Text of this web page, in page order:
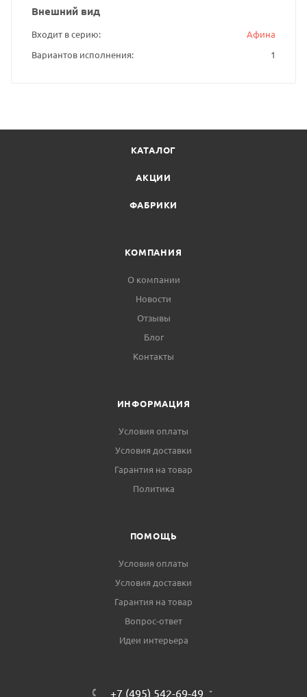
Внешний вид
Входит в серию
Афина
Вариантов исполнения
1
КАТАЛОГ
АКЦИИ
ФАБРИКИ
КОМПАНИЯ
О компании
Новости
Отзывы
Блог
Контакты
ИНФОРМАЦИЯ
Условия оплаты
Условия доставки
Гарантия на товар
Политика
ПОМОЩЬ
Условия оплаты
Условия доставки
Гарантия на товар
Вопрос-ответ
Идеи интерьера
+7 (495) 542-69-49